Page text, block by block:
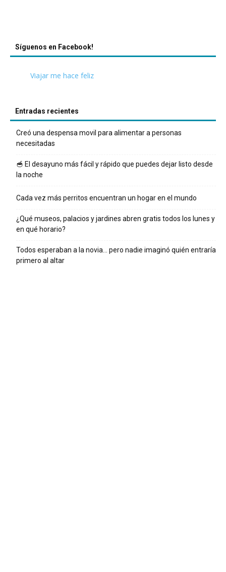
Síguenos en Facebook!
Viajar me hace feliz
Entradas recientes
Creó una despensa movil para alimentar a personas
necesitadas
🥣 El desayuno más fácil y rápido que puedes dejar listo desde
la noche
Cada vez más perritos encuentran un hogar en el mundo
¿Qué museos, palacios y jardines abren gratis todos los lunes y
en qué horario?
Todos esperaban a la novia… pero nadie imaginó quién entraría
primero al altar